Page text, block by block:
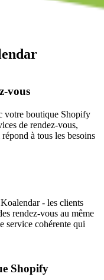
vous
votre boutique Shopify
de rendez-vous,
à tous les besoins
- les clients
rendez-vous au même
service cohérente qui
Shopify